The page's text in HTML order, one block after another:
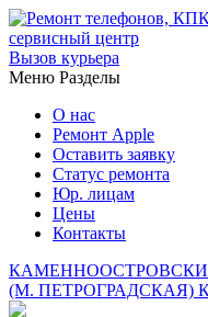
Вызов курьера
Меню Разделы
О нас
Ремонт Apple
Оставить заявку
Статус ремонта
Юр. лицам
Цены
Контакты
(М. ПЕТРОГРАДСКАЯ)